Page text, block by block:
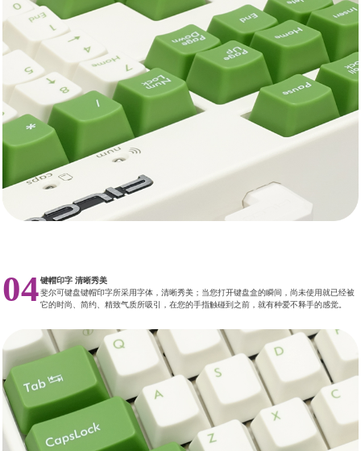
04键帽印字 清晰秀美
斐尔可键盘键帽印字所采用字体，清晰秀美；当您打开键盘盒的瞬间，尚未使用就已经被
它的时尚、简约、精致气质所吸引，在您的手指触碰到之前，就有种爱不释手的感觉。